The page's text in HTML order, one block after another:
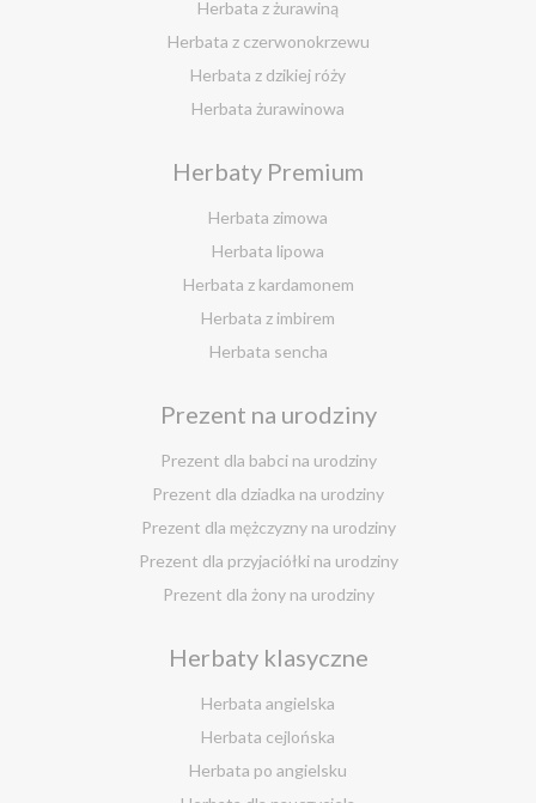
Herbata z żurawiną
Herbata z czerwonokrzewu
Herbata z dzikiej róży
Herbata żurawinowa
Ostrokrzew paragwajski
Hibiskus herbata
Herbata różana
Herbata z lukrecji
Herbata z rokitnika
Herbata jesienna
Herbaty Premium
Herbata zimowa
Herbata lipowa
Herbata z kardamonem
Herbata z imbirem
Herbata sencha
Herbata jaśminowa
Herbata jasminowa
Herbata rumiankowa
Koper włoski herbata
Herbata z goździkami
Herbata z cynamonem
Prezent na urodziny
Prezent dla babci na urodziny
Prezent dla dziadka na urodziny
Prezent dla mężczyzny na urodziny
Prezent dla przyjaciółki na urodziny
Prezent dla żony na urodziny
Prezent dla dziewczyny na urodziny
Prezent dla koleżanki na urodziny
Prezent dla mamy na urodziny
Prezent dla taty na urodziny
Prezent dla męża na urodziny
Herbaty klasyczne
Herbata angielska
Herbata cejlońska
Herbata po angielsku